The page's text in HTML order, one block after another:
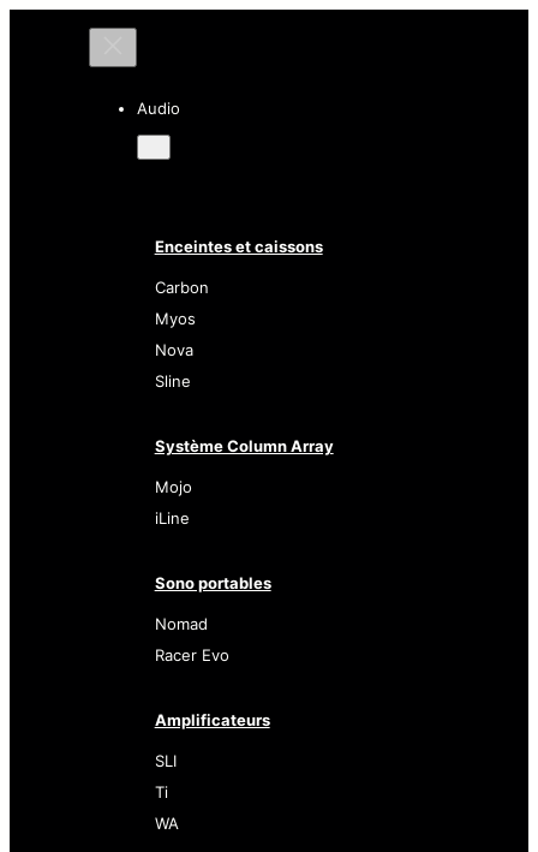
Audio
Enceintes et caissons
Carbon
Myos
Nova
Sline
Système Column Array
Mojo
iLine
Sono portables
Nomad
Racer Evo
Amplificateurs
SLI
Ti
WA